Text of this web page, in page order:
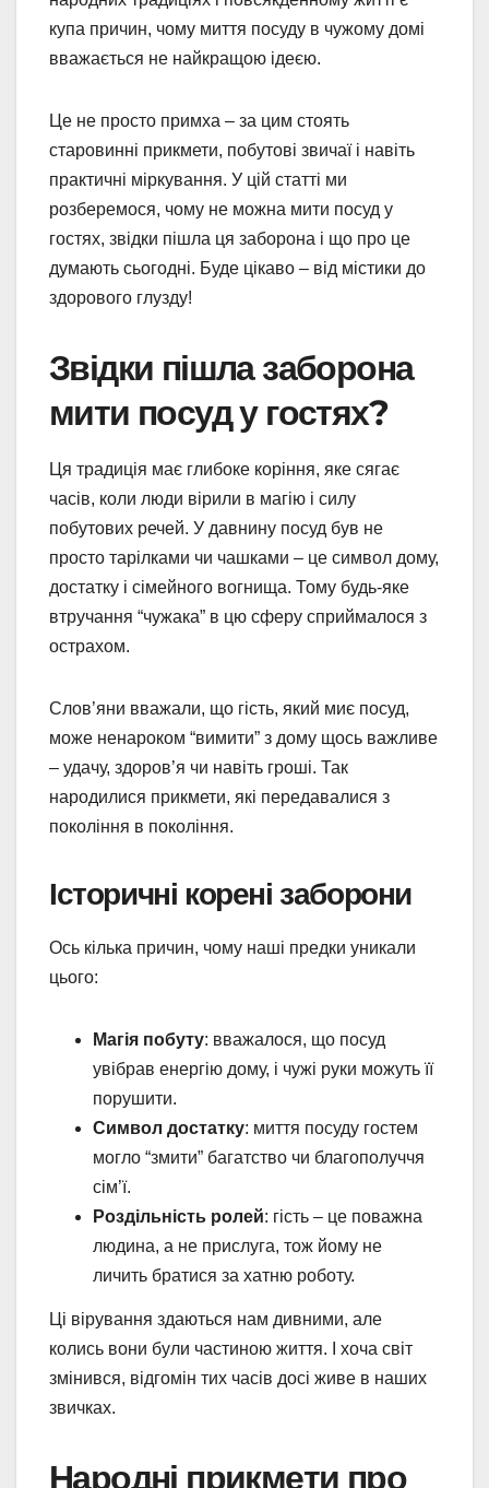
купа причин, чому миття посуду в чужому домі
вважається не найкращою ідеєю.
Це не просто примха – за цим стоять
старовинні прикмети, побутові звичаї і навіть
практичні міркування. У цій статті ми
розберемося, чому не можна мити посуд у
гостях, звідки пішла ця заборона і що про це
думають сьогодні. Буде цікаво – від містики до
здорового глузду!
Звідки пішла заборона
мити посуд у гостях?
Ця традиція має глибоке коріння, яке сягає
часів, коли люди вірили в магію і силу
побутових речей. У давнину посуд був не
просто тарілками чи чашками – це символ дому,
достатку і сімейного вогнища. Тому будь-яке
втручання “чужака” в цю сферу сприймалося з
острахом.
Слов’яни вважали, що гість, який миє посуд,
може ненароком “вимити” з дому щось важливе
– удачу, здоров’я чи навіть гроші. Так
народилися прикмети, які передавалися з
покоління в покоління.
Історичні корені заборони
Ось кілька причин, чому наші предки уникали
цього:
Магія побуту: вважалося, що посуд
увібрав енергію дому, і чужі руки можуть її
порушити.
Символ достатку: миття посуду гостем
могло “змити” багатство чи благополуччя
сім’ї.
Роздільність ролей: гість – це поважна
людина, а не прислуга, тож йому не
личить братися за хатню роботу.
Ці вірування здаються нам дивними, але
колись вони були частиною життя. І хоча світ
змінився, відгомін тих часів досі живе в наших
звичках.
Народні прикмети про